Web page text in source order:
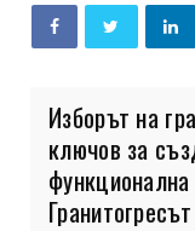
Изборът на
ключов за